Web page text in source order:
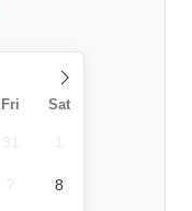
Fri Sat
8